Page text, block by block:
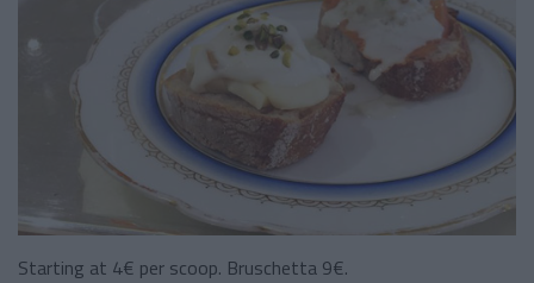
Starting at 4€ per scoop. Bruschetta 9€.